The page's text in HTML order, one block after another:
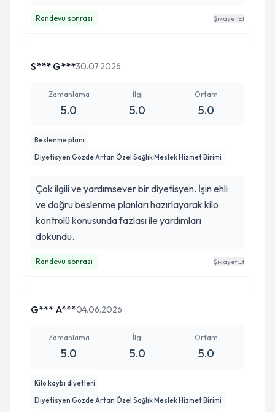
Randevu sonrası Şikayet Et
S*** G***30.07.2026
Zamanlama
5.0
İlgi
5.0
Ortam
5.0
Beslenme planı
Diyetisyen Gözde Artan Özel Sağlık Meslek Hizmet Birimi
Çok ilgili ve yardımsever bir diyetisyen. İşin ehli
ve doğru beslenme planları hazırlayarak kilo
kontrolü konusunda fazlası ile yardımları
dokundu.
Randevu sonrası Şikayet Et
G*** A***04.06.2026
Zamanlama
5.0
İlgi
5.0
Ortam
5.0
Kilo kaybı diyetleri
Diyetisyen Gözde Artan Özel Sağlık Meslek Hizmet Birimi